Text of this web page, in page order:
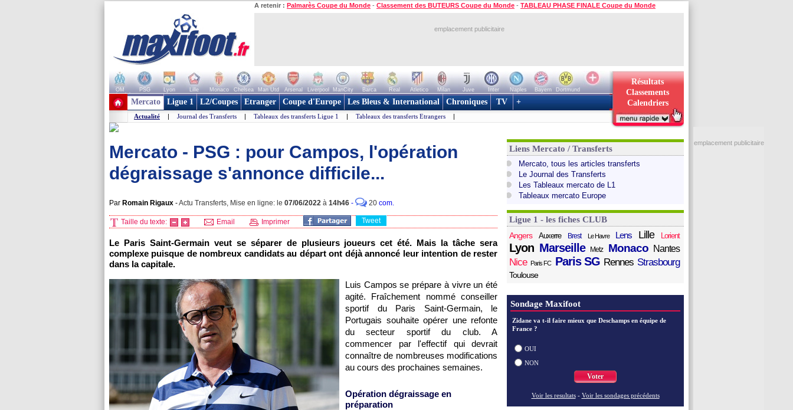
A retenir : Palmarès Coupe du Monde - Classement des BUTEURS Coupe du Monde - TABLEAU PHASE FINALE Coupe du Monde
emplacement publicitaire
OM PSG Lyon Lille Monaco Chelsea Man Utd Arsenal Liverpool ManCity Barca Real Atletico Milan Juve Inter Naples Bayern
Dortmund
+ de clubs
Résultats
Classements
Calendriers
Mercato Ligue 1 L2/Coupes Etranger Coupe d'Europe Les Bleus & International Chroniques TV +
Actualité | Journal des Transferts | Tableaux des transferts Ligue 1 | Tableaux des transferts Etrangers |
Mercato - PSG : pour Campos, l'opération
dégraissage s'annonce difficile...
Par Romain Rigaux -Actu Transferts, Mise en ligne: le 07/06/2022 à 14h46 - 20 com.
Taille du texte: Email Imprimer Tweet
Le Paris Saint-Germain veut se séparer de plusieurs joueurs cet été. Mais la tâche sera
complexe puisque de nombreux candidats au départ ont déjà annoncé leur intention de rester
dans la capitale.
Luis Campos se prépare à vivre un été
agité. Fraîchement nommé conseiller
sportif du Paris Saint-Germain, le
Portugais souhaite opérer une refonte
du secteur sportif du club. A
commencer par l'effectif qui devrait
connaître de nombreuses modifications
au cours des prochaines semaines.
Opération dégraissage en
préparation
Liens Mercato / Transferts
Mercato, tous les articles transferts
Le Journal des Transferts
Les Tableaux mercato de L1
Tableaux mercato Europe
Ligue 1 - les fiches CLUB
Angers
Auxerre Brest Le Havre Lens Lille Lorient
Lyon Marseille Metz Monaco Nantes
Nice Paris FC Paris SG Rennes Strasbourg
Toulouse
Sondage Maxifoot
Zidane va t-il faire mieux que Deschamps en équipe de
France ?
OUI
NON
Voter
Voir les resultats - Voir les sondages précédents
emplacement publicitaire